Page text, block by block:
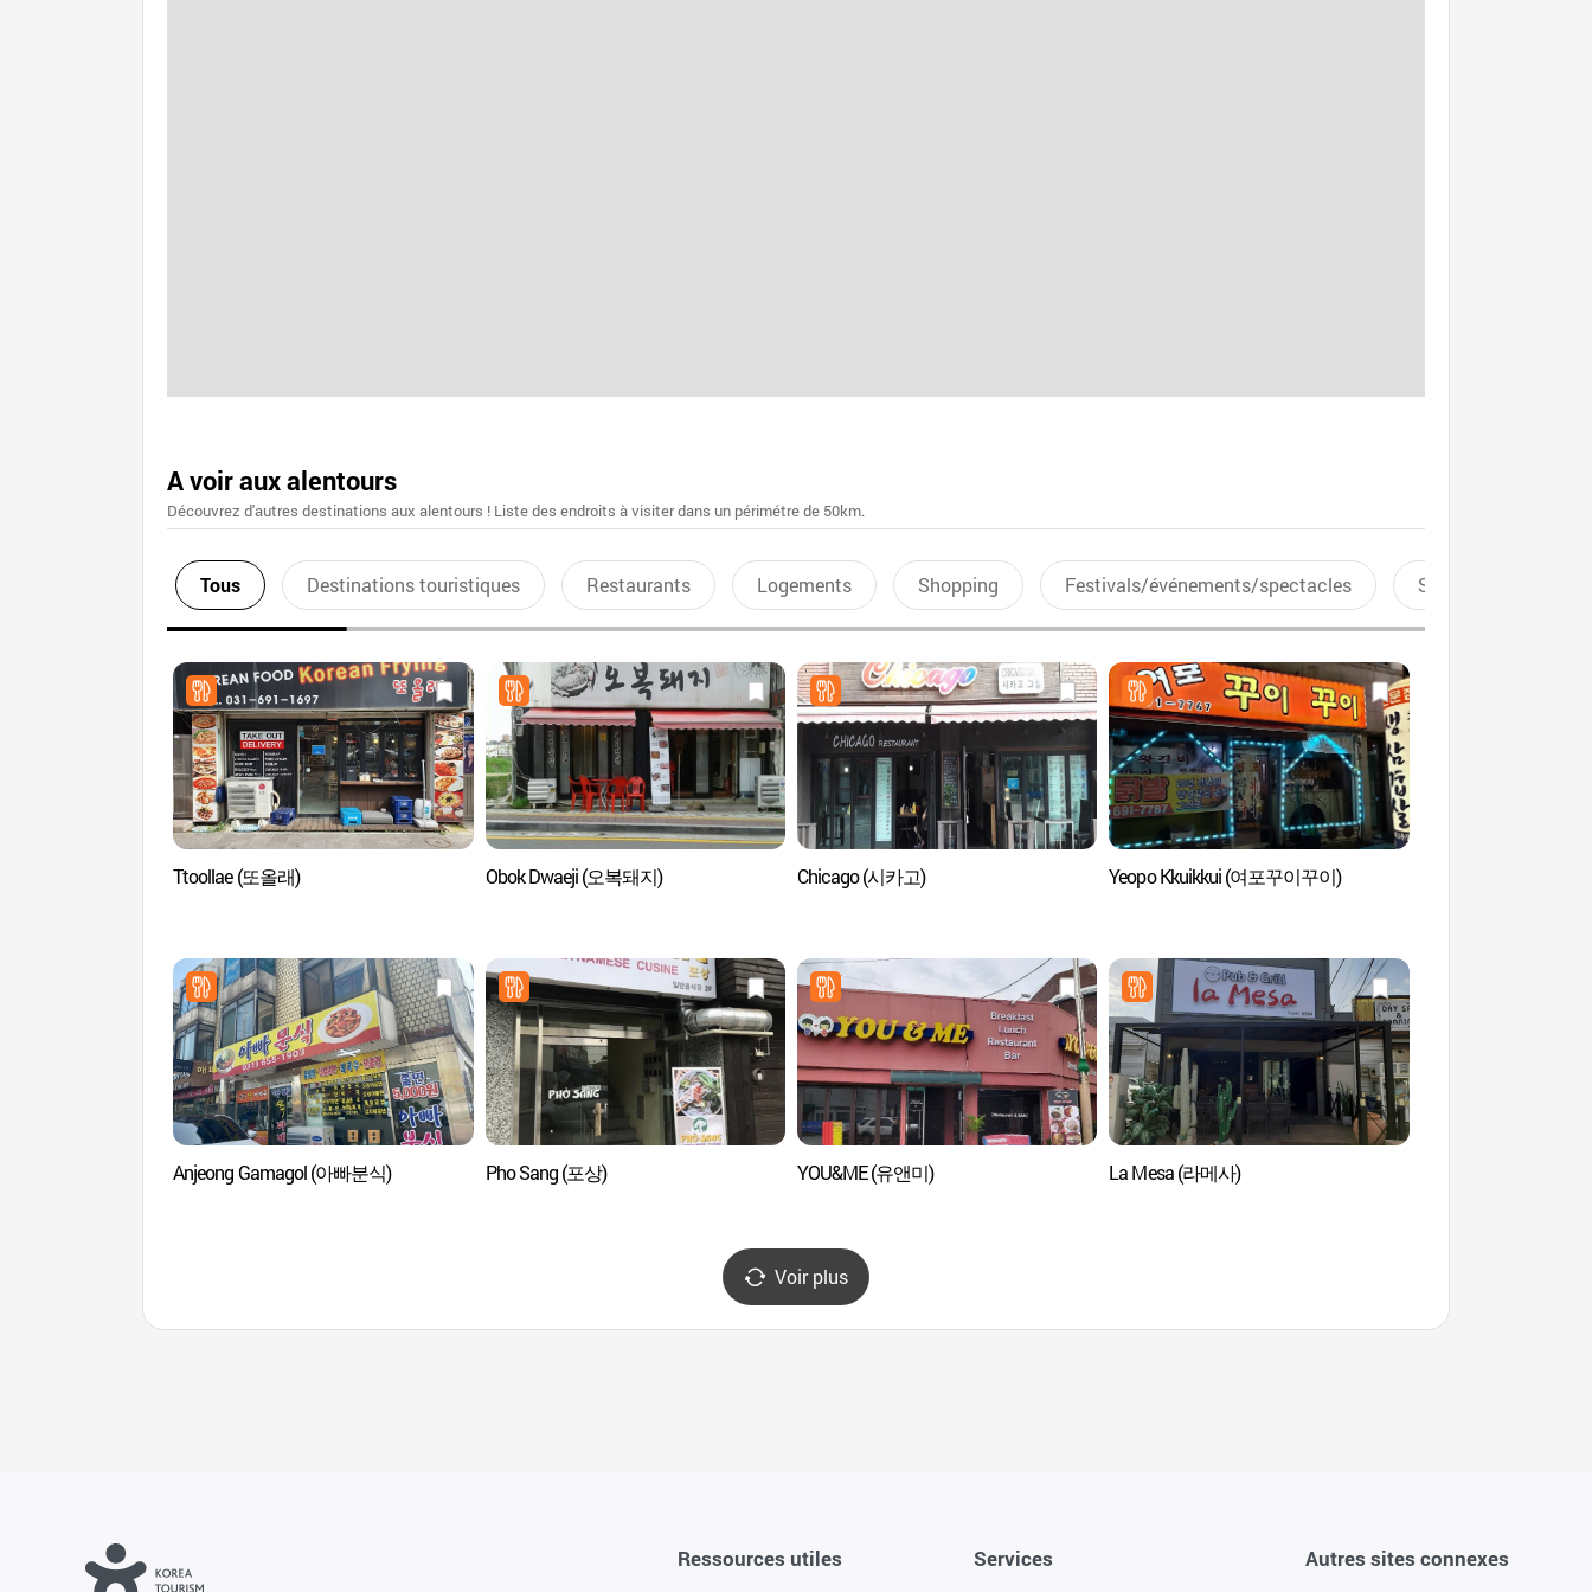
A voir aux alentours
Découvrez d'autres destinations aux alentours ! Liste des endroits à visiter dans un périmétre de 50km.
Tous Destinations touristiques Restaurants Logements Shopping Festivals/événements/spectacles Sports aquatiques
Ttoollae (또올래) Obok Dwaeji (오복돼지) Chicago (시카고) Yeopo Kkuikkui (여포꾸이꾸이)
Anjeong Gamagol (아빠분식) Pho Sang (포상) YOU&ME (유앤미) La Mesa (라메사)
Voir plus
Ressources utiles Services Autres sites connexes